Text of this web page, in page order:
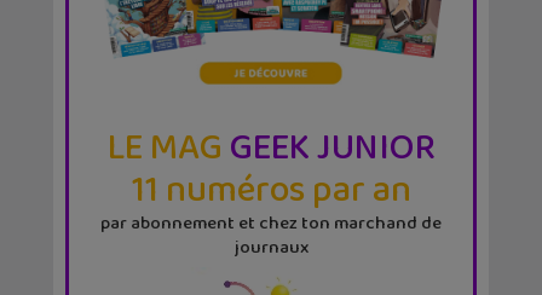
LE MAGGEEK JUNIOR
11 numéros par an
par abonnement et chez ton marchand de
journaux